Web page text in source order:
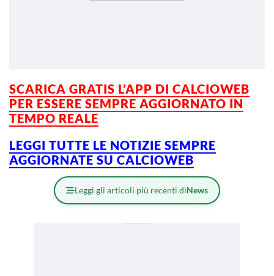
SCARICA GRATIS L’APP DI CALCIOWEB
PER ESSERE SEMPRE AGGIORNATO IN
TEMPO REALE
LEGGI TUTTE LE NOTIZIE SEMPRE
AGGIORNATE SU CALCIOWEB
Leggi gli articoli più recenti diNews